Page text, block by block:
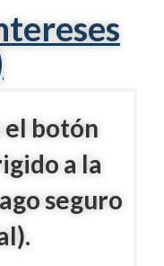
el botón
a la
seguro